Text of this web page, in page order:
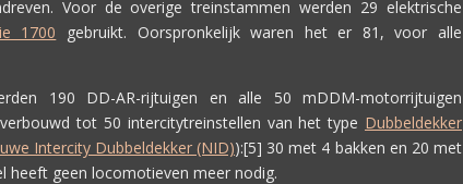
Voor de overige treinstammen werden 29 elektrische
1700 gebruikt. Oorspronkelijk waren het er 81, voor alle
190 DD-AR-rijtuigen en alle 50 mDDM-motorrijtuigen
tot 50 intercitytreinstellen van het type Dubbeldekker
Intercity Dubbeldekker (NID)):[5] 30 met 4 bakken en 20 met
heeft geen locomotieven meer nodig.